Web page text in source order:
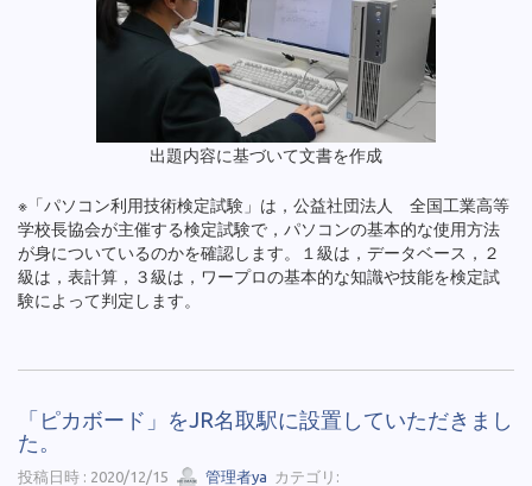
出題内容に基づいて文書を作成
※「パソコン利用技術検定試験」は，公益社団法人 全国工業高等
学校長協会が主催する検定試験で，パソコンの基本的な使用方法
が身についているのかを確認します。１級は，データベース，２
級は，表計算，３級は，ワープロの基本的な知識や技能を検定試
験によって判定します。
「ピカボード」をJR名取駅に設置していただきまし
た。
投稿日時 : 2020/12/15 管理者ya カテゴリ: